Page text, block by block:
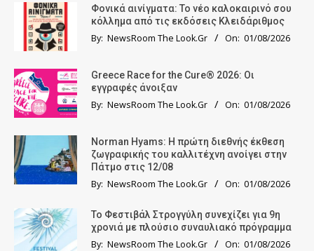
Φονικά αινίγματα: Το νέο καλοκαιρινό σου
κόλλημα από τις εκδόσεις Κλειδάριθμος
By: NewsRoom The Look.Gr On: 01/08/2026
Greece Race for the Cure® 2026: Οι
εγγραφές άνοιξαν
By: NewsRoom The Look.Gr On: 01/08/2026
Norman Hyams: Η πρώτη διεθνής έκθεση
ζωγραφικής του καλλιτέχνη ανοίγει στην
Πάτμο στις 12/08
By: NewsRoom The Look.Gr On: 01/08/2026
Το Φεστιβάλ Στρογγύλη συνεχίζει για 9η
χρονιά με πλούσιο συναυλιακό πρόγραμμα
By: NewsRoom The Look.Gr On: 01/08/2026